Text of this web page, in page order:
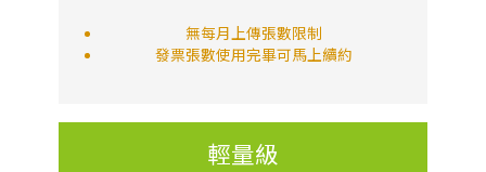
無每月上傳張數限制
發票張數使用完畢可馬上續約
輕量級